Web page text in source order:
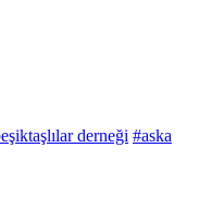
derneği #aska